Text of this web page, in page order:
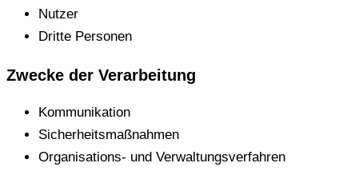
Nutzer
Dritte Personen
Zwecke der Verarbeitung
Kommunikation
Sicherheitsmaßnahmen
Organisations- und Verwaltungsverfahren